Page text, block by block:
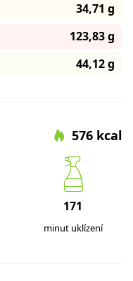
34,71 g
123,83 g
44,12 g
576 kcal
171
minut uklízení